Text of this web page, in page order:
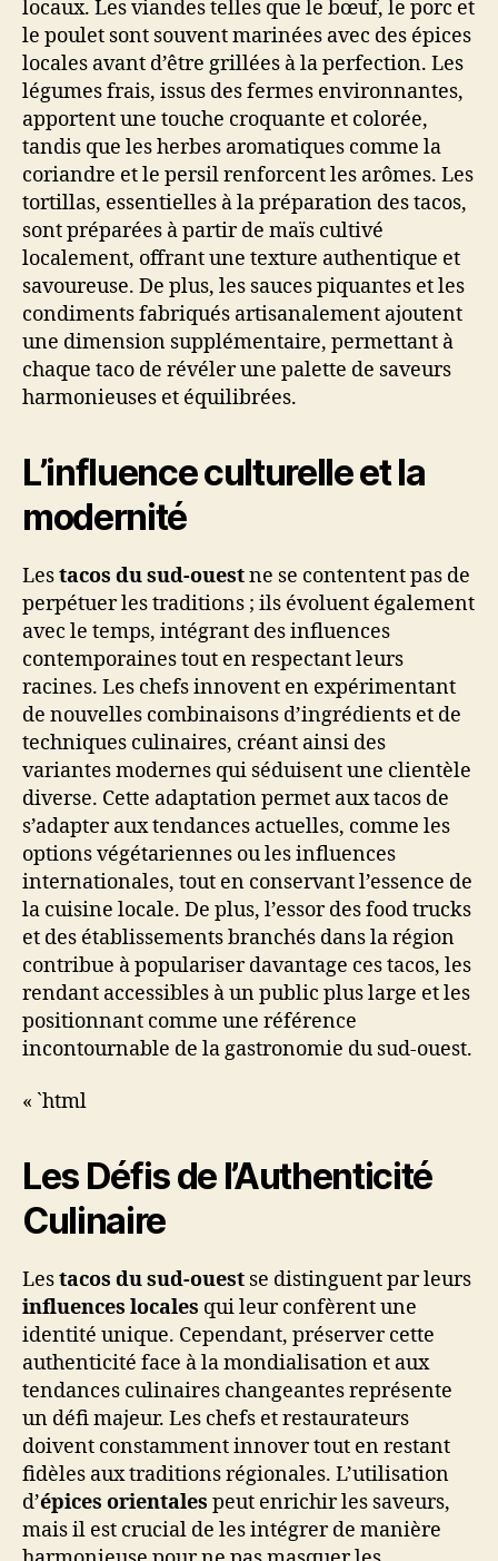
locaux. Les viandes telles que le bœuf, le porc et
le poulet sont souvent marinées avec des épices
locales avant d’être grillées à la perfection. Les
légumes frais, issus des fermes environnantes,
apportent une touche croquante et colorée,
tandis que les herbes aromatiques comme la
coriandre et le persil renforcent les arômes. Les
tortillas, essentielles à la préparation des tacos,
sont préparées à partir de maïs cultivé
localement, offrant une texture authentique et
savoureuse. De plus, les sauces piquantes et les
condiments fabriqués artisanalement ajoutent
une dimension supplémentaire, permettant à
chaque taco de révéler une palette de saveurs
harmonieuses et équilibrées.
L’influence culturelle et la
modernité
Lestacos du sud-ouestne se contentent pas de
perpétuer les traditions ; ils évoluent également
avec le temps, intégrant des influences
contemporaines tout en respectant leurs
racines. Les chefs innovent en expérimentant
de nouvelles combinaisons d’ingrédients et de
techniques culinaires, créant ainsi des
variantes modernes qui séduisent une clientèle
diverse. Cette adaptation permet aux tacos de
s’adapter aux tendances actuelles, comme les
options végétariennes ou les influences
internationales, tout en conservant l’essence de
la cuisine locale. De plus, l’essor des food trucks
et des établissements branchés dans la région
contribue à populariser davantage ces tacos, les
rendant accessibles à un public plus large et les
positionnant comme une référence
incontournable de la gastronomie du sud-ouest.
« `html
Les Défis de l’Authenticité
Culinaire
Lestacos du sud-ouest se distinguent par leurs
influences locales qui leur confèrent une
identité unique. Cependant, préserver cette
authenticité face à la mondialisation et aux
tendances culinaires changeantes représente
un défi majeur. Les chefs et restaurateurs
doivent constamment innover tout en restant
fidèles aux traditions régionales. L’utilisation
d’épices orientales peut enrichir les saveurs,
mais il est crucial de les intégrer de manière